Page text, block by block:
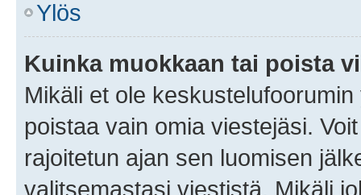
Ylös
Kuinka muokkaan tai poista
Mikäli et ole
poistaa vain omia viestejäsi.
rajoitetun ajan sen luomisen
valitsemastasi viestistä. Mikäli